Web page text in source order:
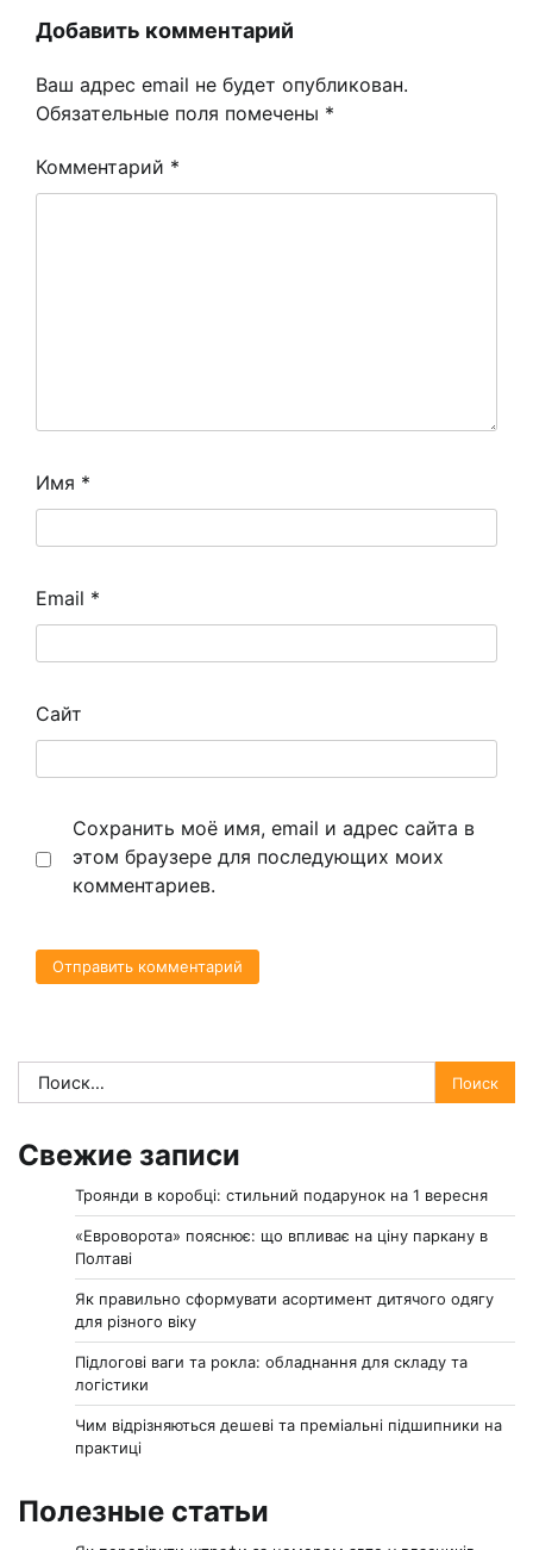
Добавить комментарий
Ваш адрес email не будет опубликован.
Обязательные поля помечены *
Комментарий *
Имя *
Email *
Сайт
Сохранить моё имя, email и адрес сайта в
этом браузере для последующих моих
комментариев.
Найти:
Свежие записи
Троянди в коробці: стильний подарунок на 1 вересня
«Евроворота» пояснює: що впливає на ціну паркану в
Полтаві
Як правильно сформувати асортимент дитячого одягу
для різного віку
Підлогові ваги та рокла: обладнання для складу та
логістики
Чим відрізняються дешеві та преміальні підшипники на
практиці
Полезные статьи